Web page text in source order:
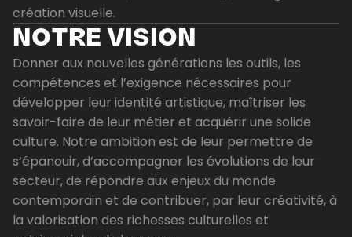
création visuelle.
NOTRE VISION
Donner aux nouvelles générations les outils, les
compétences et l’exigence nécessaires pour
développer leur identité artistique, maîtriser les
savoir-faire de leur métier et acquérir une solide
culture. Notre ambition est de leur permettre de
s’épanouir, d’accompagner les évolutions de leur
secteur, de répondre aux enjeux du monde
contemporain et de contribuer, par leur créativité, à
la valorisation des richesses culturelles et